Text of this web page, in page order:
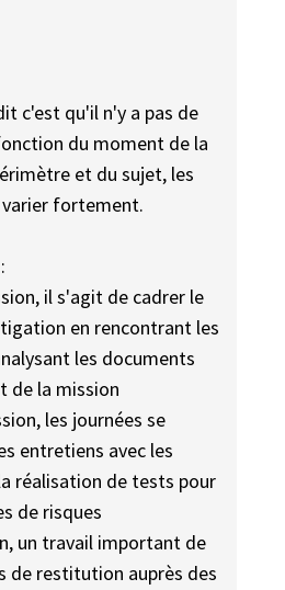
c'est qu'il n'y a pas de
du moment de la
et du sujet, les
fortement.
il s'agit de cadrer le
en rencontrant les
les documents
de la mission
les journées se
entretiens avec les
réalisation de tests pour
de risques
un travail important de
de restitution auprès des